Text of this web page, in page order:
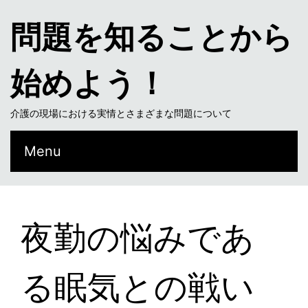
問題を知ることから
始めよう！
介護の現場における実情とさまざまな問題について
Menu
夜勤の悩みであ
る眠気との戦い